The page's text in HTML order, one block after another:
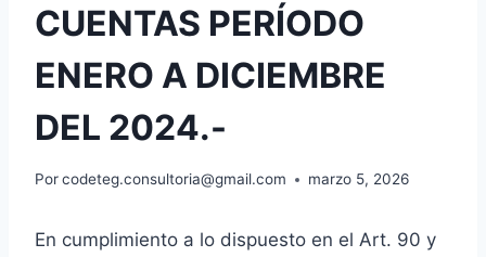
CUENTAS PERÍODO
ENERO A DICIEMBRE
DEL 2024.-
Porcodeteg.consultoria@gmail.com marzo 5, 2026
En cumplimiento a lo dispuesto en el Art. 90 y